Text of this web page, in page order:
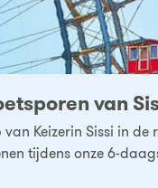
van
Keizerin Sissi in de
tijdens onze 6-